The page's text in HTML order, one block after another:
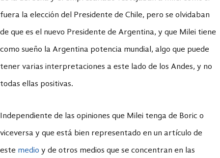
fuera la elección del Presidente de Chile, pero se olvidaban
de que es el nuevo Presidente de Argentina, y que Milei tiene
como sueño la Argentina potencia mundial, algo que puede
tener varias interpretaciones a este lado de los Andes, y no
todas ellas positivas.
Independiente de las opiniones que Milei tenga de Boric o
viceversa y que está bien representado en un artículo de
este medio y de otros medios que se concentran en las